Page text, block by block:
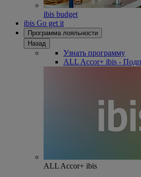
ibis budget
ibis Go get it
Программа лояльности
Назад
Узнать программу
ALL Accor+ ibis -
ALL Accor+ ibis